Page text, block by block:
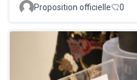
Proposition officielle 0